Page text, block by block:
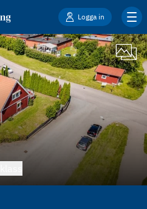
Logga in